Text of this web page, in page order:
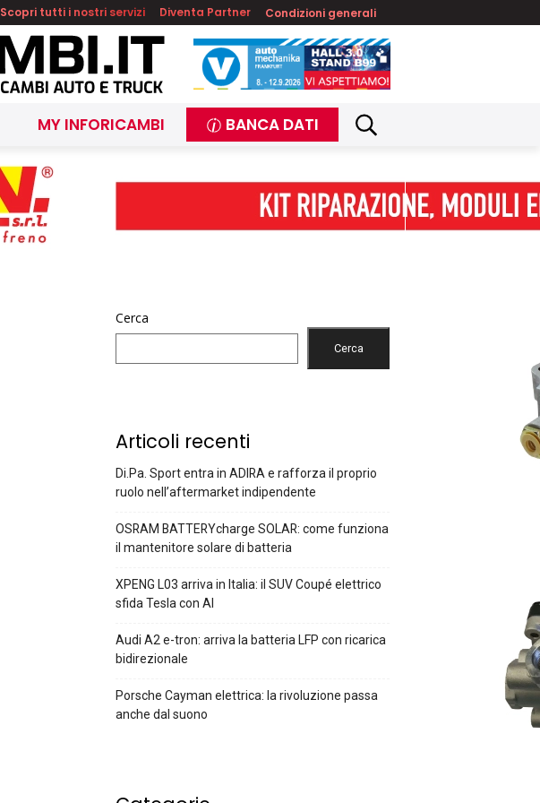
Scopri tutti i nostri servizi Diventa Partner Condizioni generali
MY INFORICAMBI BANCA DATI
Cerca
Cerca
Articoli recenti
Di.Pa. Sport entra in ADIRA e rafforza il proprio
ruolo nell’aftermarket indipendente
OSRAM BATTERYcharge SOLAR: come funziona
il mantenitore solare di batteria
XPENG L03 arriva in Italia: il SUV Coupé elettrico
sfida Tesla con AI
Audi A2 e-tron: arriva la batteria LFP con ricarica
bidirezionale
Porsche Cayman elettrica: la rivoluzione passa
anche dal suono